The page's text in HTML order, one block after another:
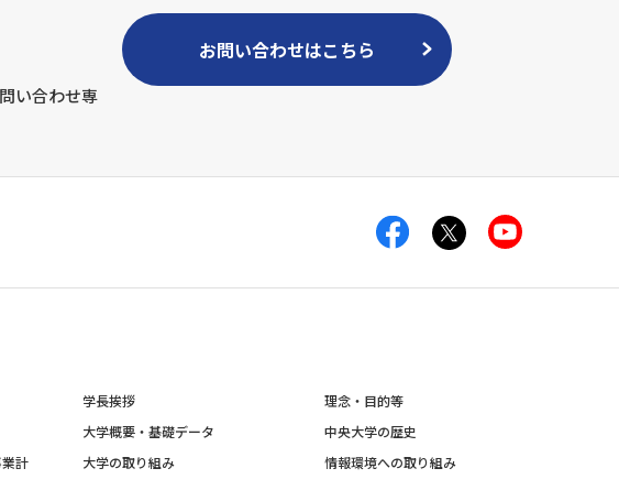
い合わせ専
お問い合わせはこちら
学長挨拶
理念・目的等
大学概要・基礎データ
中央大学の歴史
計
大学の取り組み 情報環境への取り組み